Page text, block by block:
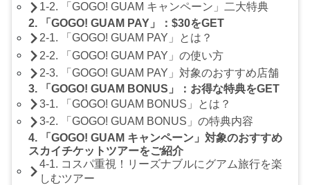
1-2. 「GOGO! GUAM キャンペーン」二大特典
2. 「GOGO! GUAM PAY」：$30をGET
2-1. 「GOGO! GUAM PAY」とは？
2-2. 「GOGO! GUAM PAY」の使い方
2-3. 「GOGO! GUAM PAY」対象のおすすめ店舗
3. 「GOGO! GUAM BONUS」：お得な特典をGET
3-1. 「GOGO! GUAM BONUS」とは？
3-2. 「GOGO! GUAM BONUS」の特典内容
4. 「GOGO! GUAM キャンペーン」対象のおすすめ
スカイチケットツアーをご紹介
4-1. コスパ重視！リーズナブルにグアム旅行を楽
しむツアー